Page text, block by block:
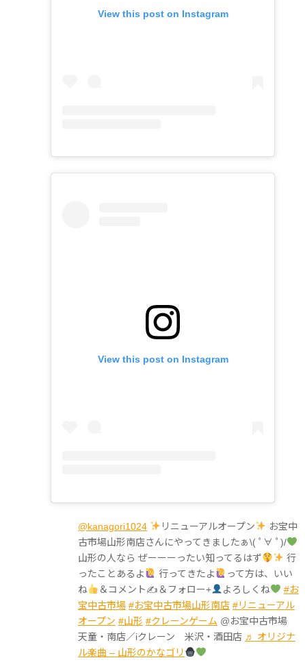
View this post on Instagram
View this post on Instagram
@kanagori1024 リニューアルオープン
お宝中
古市場山形南店さんにやってきましたぁ\( ﾟ∀ ﾟ)/
山形の人なら ぜーーーったい知ってるはず
行
ったことあるよ
行ってきたよ
って方は、いい
ね
＆コメント✍ ＆フォロー+ よろしくね
#お
宝中古市場 #お宝中古市場山形南店 #リニューアル
オープン #山形 #クレーンゲーム @お宝中古市場
天童・南店／iクレーン 米沢・酒田店 ♬ オリジナ
ル楽曲 – 山形のかなゴリ